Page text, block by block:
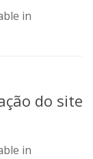
in
do site
in